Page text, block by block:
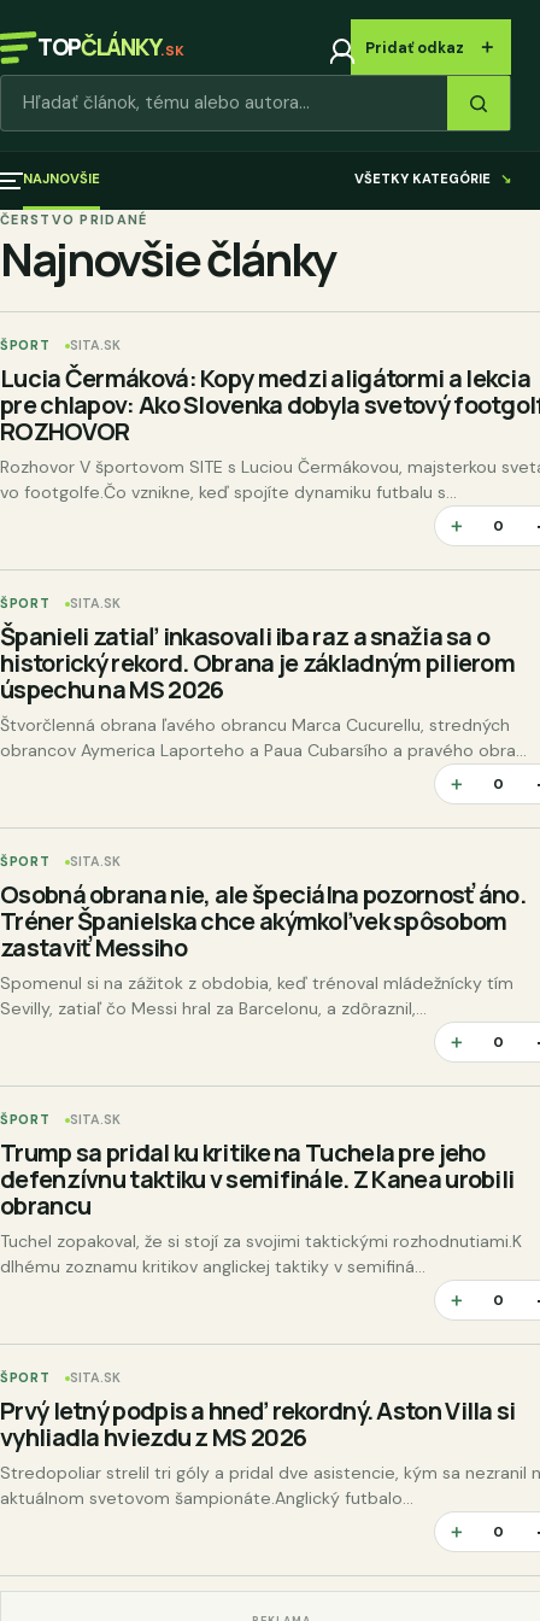
TOPČLÁNKY.SK Pridať odkaz ＋
NAJNOVŠIE VŠETKY KATEGÓRIE ↘
ČERSTVO PRIDANÉ
Najnovšie články
ŠPORT SITA.SK
Lucia Čermáková: Kopy medzi aligátormi a lekcia
pre chlapov: Ako Slovenka dobyla svetový
ROZHOVOR
Rozhovor V športovom SITE s Luciou Čermákovou, majsterkou
vo footgolfe.Čo vznikne, keď spojíte dynamiku futbalu s...
＋ 0
ŠPORT SITA.SK
Španieli zatiaľ inkasovali iba raz a snažia sa o
historický rekord. Obrana je základným pilierom
úspechu na MS 2026
Štvorčlenná obrana ľavého obrancu Marca Cucurellu, stredných
obrancov Aymerica Laporteho a Paua Cubarsího a pravého obra...
＋ 0
ŠPORT SITA.SK
Osobná obrana nie, ale špeciálna pozornosť áno.
Tréner Španielska chce akýmkoľvek spôsobom
zastaviť Messiho
Spomenul si na zážitok z obdobia, keď trénoval mládežnícky tím
Sevilly, zatiaľ čo Messi hral za Barcelonu, a zdôraznil,...
＋ 0
ŠPORT SITA.SK
Trump sa pridal ku kritike na Tuchela pre jeho
defenzívnu taktiku v semifinále. Z Kanea urobili
obrancu
Tuchel zopakoval, že si stojí za svojimi taktickými rozhodnutiami.K
dlhému zoznamu kritikov anglickej taktiky v semifiná...
＋ 0
ŠPORT SITA.SK
Prvý letný podpis a hneď rekordný. Aston Villa si
vyhliadla hviezdu z MS 2026
Stredopoliar strelil tri góly a pridal dve asistencie, kým sa nezranil
aktuálnom svetovom šampionáte.Anglický futbalo...
＋ 0